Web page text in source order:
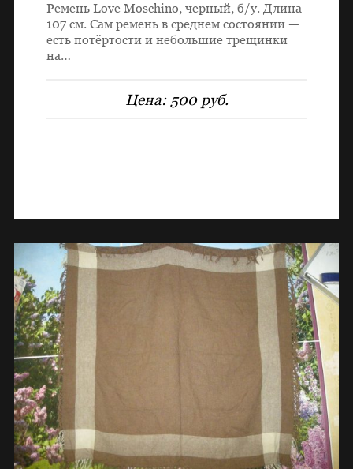
Ремень Love Moschino, черный, б/у. Длина
107 см. Сам ремень в среднем состоянии —
есть потёртости и небольшие трещинки
на…
Цена: 500 руб.